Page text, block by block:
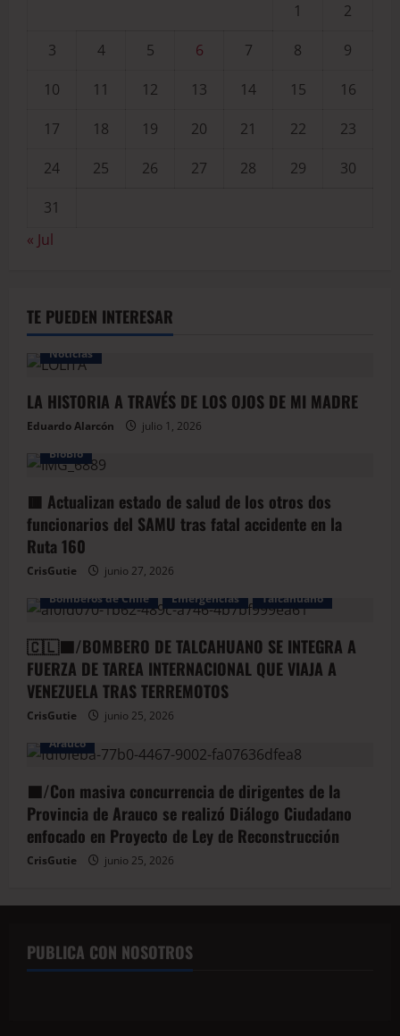
1
2
3
4 5 6 7 8
9
10
11 12 13 14 15
16
17
18 19 20 21 22
23
24
25 26 27 28 29
30
31
« Jul
TE PUEDEN INTERESAR
Noticias
LA HISTORIA A TRAVÉS DE LOS OJOS DE MI MADRE
Eduardo Alarcón
julio 1, 2026
BioBio
🟥 Actualizan estado de salud de los otros dos
funcionarios del SAMU tras fatal accidente en la
Ruta 160
CrisGutie
junio 27, 2026
Bomberos de Chile
Emergencias Talcahuano
🇨🇱🟦/BOMBERO DE TALCAHUANO SE INTEGRA A
FUERZA DE TAREA INTERNACIONAL QUE VIAJA A
VENEZUELA TRAS TERREMOTOS
CrisGutie
junio 25, 2026
Arauco
🟦/Con masiva concurrencia de dirigentes de la
Provincia de Arauco se realizó Diálogo Ciudadano
enfocado en Proyecto de Ley de Reconstrucción
CrisGutie junio 25, 2026
PUBLICA CON NOSOTROS